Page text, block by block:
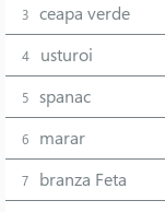
3 ceapa verde
4 usturoi
5 spanac
6 marar
7 branza Feta